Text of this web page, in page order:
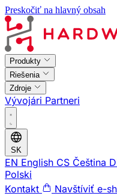
Preskočiť na hlavný obsah
Produkty
Riešenia
Zdroje
Vývojári Partneri
SK
EN English CS Čeština
Polski
Kontakt
Navštíviť e-